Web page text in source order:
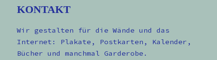
KONTAKT
Wir gestalten für die Wände und das
Internet: Plakate, Postkarten, Kalender,
Bücher und manchmal Garderobe.